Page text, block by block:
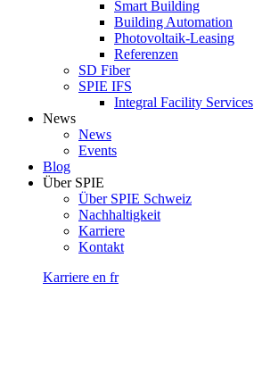
Smart Building
Building Automation
Photovoltaik-Leasing
Referenzen
SD Fiber
SPIE IFS
Integral Facility Services
News
News
Events
Blog
Über SPIE
Über SPIE Schweiz
Nachhaltigkeit
Karriere
Kontakt
Karriere en fr